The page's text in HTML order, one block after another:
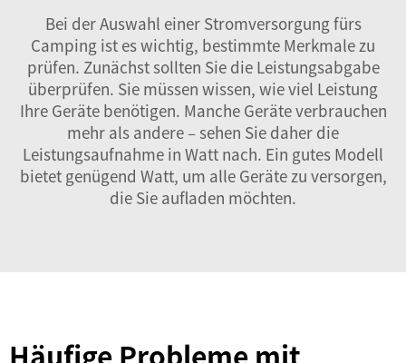
Bei der Auswahl einer Stromversorgung fürs
Camping ist es wichtig, bestimmte Merkmale zu
prüfen. Zunächst sollten Sie die Leistungsabgabe
überprüfen. Sie müssen wissen, wie viel Leistung
Ihre Geräte benötigen. Manche Geräte verbrauchen
mehr als andere – sehen Sie daher die
Leistungsaufnahme in Watt nach. Ein gutes Modell
bietet genügend Watt, um alle Geräte zu versorgen,
die Sie aufladen möchten.
Häufige Probleme mit